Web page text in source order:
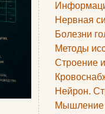
Нервная
Болезни
Методы
Строение
Нейрон.
Мышление